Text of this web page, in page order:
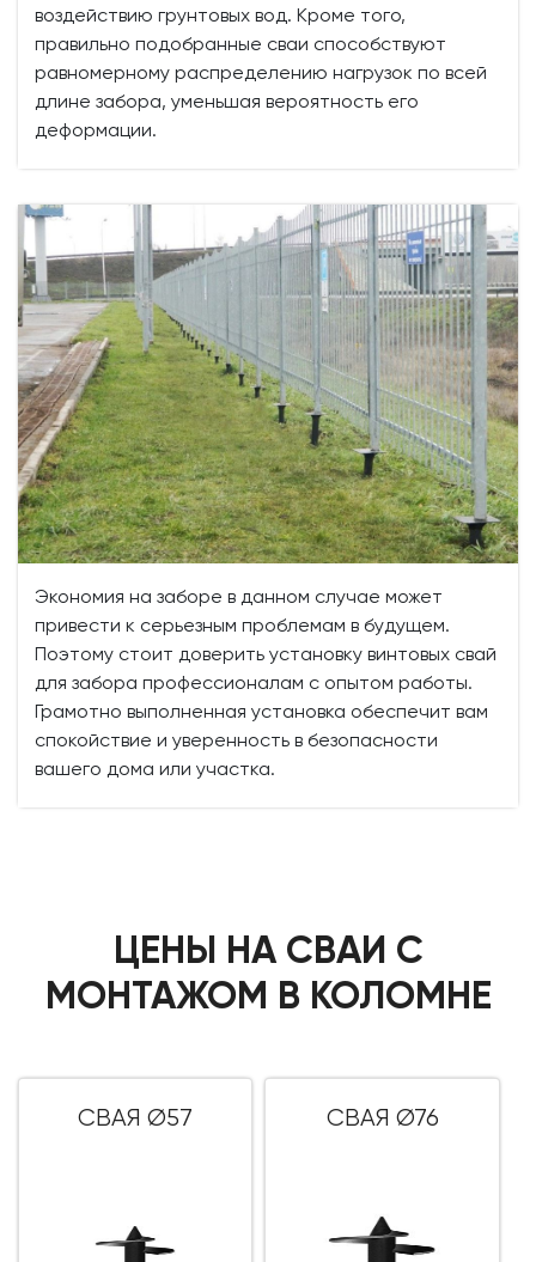
воздействию грунтовых вод. Кроме того,
правильно подобранные сваи способствуют
равномерному распределению нагрузок по всей
длине забора, уменьшая вероятность его
деформации.
Экономия на заборе в данном случае может
привести к серьезным проблемам в будущем.
Поэтому стоит доверить установку винтовых свай
для забора профессионалам с опытом работы.
Грамотно выполненная установка обеспечит вам
спокойствие и уверенность в безопасности
вашего дома или участка.
ЦЕНЫ НА СВАИ С
МОНТАЖОМ В КОЛОМНЕ
СВАЯ Ø57 СВАЯ Ø76